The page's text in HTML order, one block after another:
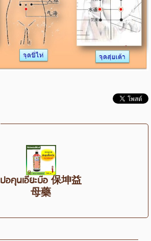
ปอคุนเอี๊ยะบ๊อ 保坤益
母藥